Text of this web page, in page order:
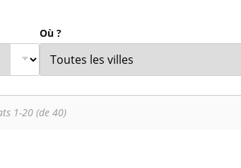
Où ?
1-20 (de 40)